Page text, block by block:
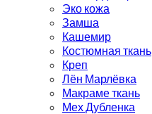
Эко кожа
Замша
Кашемир
Костюмная ткань
Креп
Лён Марлёвка
Макраме ткань
Мех Дубленка